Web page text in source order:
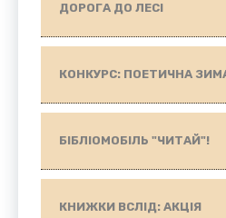
ДОРОГА ДО ЛЕСІ
КОНКУРС: ПОЕТИЧНА
БІБЛІОМОБІЛЬ "ЧИТАЙ"!
КНИЖКИ ВСЛІД: АКЦІЯ